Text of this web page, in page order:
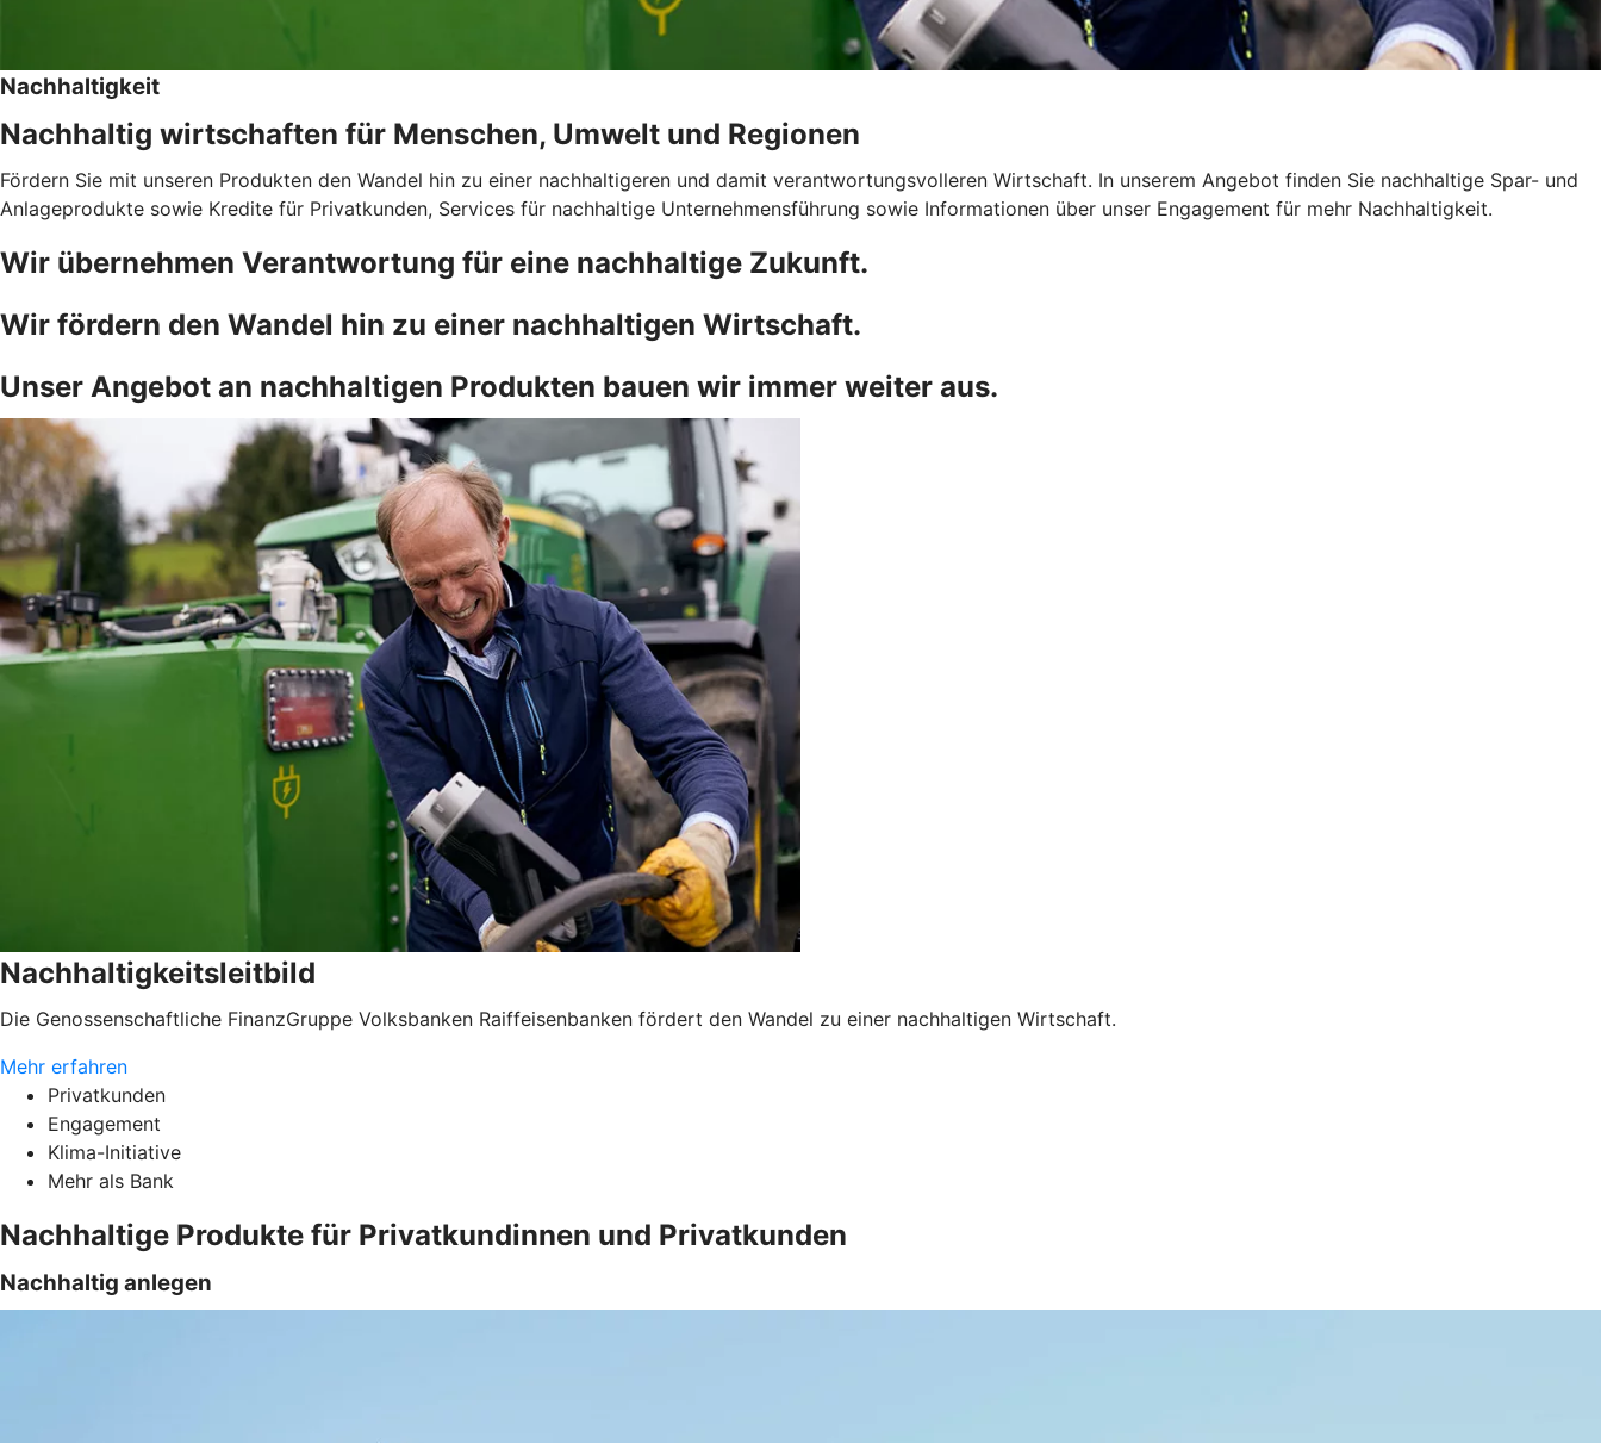
Nachhaltigkeit
Nachhaltig wirtschaften für Menschen, Umwelt und Regionen
Fördern Sie mit unseren Produkten den Wandel hin zu einer nachhaltigeren und damit verantwortungsvolleren Wirtschaft. In unserem Angebot finden Sie nachhaltige Spar- und
Anlageprodukte sowie Kredite für Privatkunden, Services für nachhaltige Unternehmensführung sowie Informationen über unser Engagement für mehr Nachhaltigkeit.
Wir übernehmen Verantwortung für eine nachhaltige Zukunft.
Wir fördern den Wandel hin zu einer nachhaltigen Wirtschaft.
Unser Angebot an nachhaltigen Produkten bauen wir immer weiter aus.
Nachhaltigkeitsleitbild
Die Genossenschaftliche FinanzGruppe Volksbanken Raiffeisenbanken fördert den Wandel zu einer nachhaltigen Wirtschaft.
Mehr erfahren
Privatkunden
Engagement
Klima-Initiative
Mehr als Bank
Nachhaltige Produkte für Privatkundinnen und Privatkunden
Nachhaltig anlegen